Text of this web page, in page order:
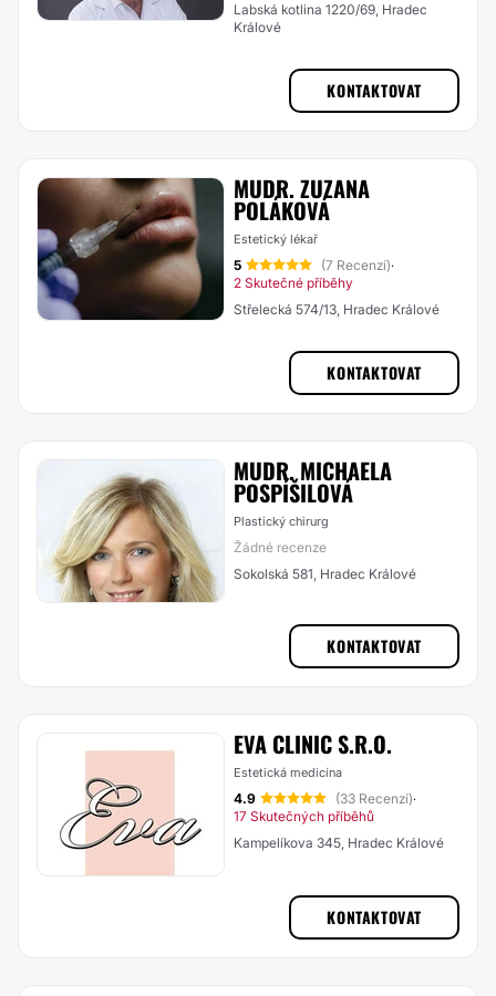
Labská kotlina 1220/69, Hradec
Králové
KONTAKTOVAT
MUDR. ZUZANA
POLÁKOVÁ
Estetický lékař
5 (7 Recenzí)·
2 Skutečné příběhy
Střelecká 574/13, Hradec Králové
KONTAKTOVAT
MUDR. MICHAELA
POSPÍŠILOVÁ
Plastický chirurg
Žádné recenze
Sokolská 581, Hradec Králové
KONTAKTOVAT
EVA CLINIC S.R.O.
Estetická medicína
4.9 (33 Recenzí)·
17 Skutečných příběhů
Kampelíkova 345, Hradec Králové
KONTAKTOVAT